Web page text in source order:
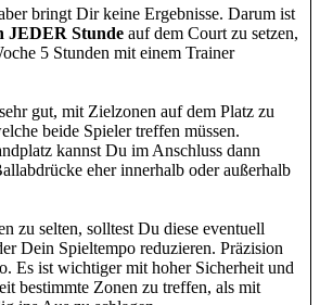
bringt Dir keine Ergebnisse. Darum ist
JEDER Stunde auf dem Court zu setzen,
5 Stunden mit einem Trainer
gut, mit Zielzonen auf dem Platz zu
beide Spieler treffen müssen.
kannst Du im Anschluss dann
eher innerhalb oder außerhalb
zu selten, solltest Du diese eventuell
Dein Spieltempo reduzieren. Präzision
Es ist wichtiger mit hoher Sicherheit und
bestimmte Zonen zu treffen, als mit